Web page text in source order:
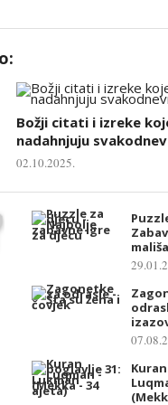
Božji citati i izreke
nadahnjuju
02.10.2025.